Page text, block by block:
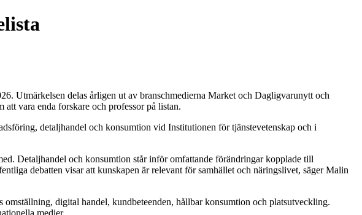
Utmärkelsen delas årligen ut av branschmedierna Market och Dagligvarunytt och
vara enda forskare och professor på listan.
detaljhandel och konsumtion vid Institutionen för tjänstevetenskap och i
Detaljhandel och konsumtion står inför omfattande förändringar kopplade till
debatten visar att kunskapen är relevant för samhället och näringslivet, säger Malin
digital handel, kundbeteenden, hållbar konsumtion och platsutveckling.
medier.